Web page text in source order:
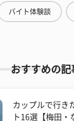
バイト体験談
おすすめの記
カップルで行き
ト16選【梅田・